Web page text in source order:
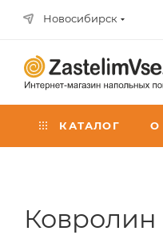
Новосибирск
КАТАЛОГ О
Ковролин